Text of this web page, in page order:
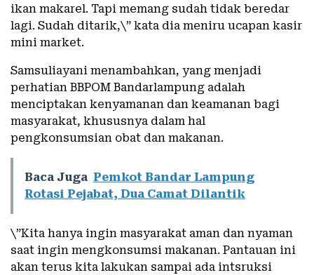
ikan makarel. Tapi memang sudah tidak beredar
lagi. Sudah ditarik,\” kata dia meniru ucapan kasir
mini market.
Samsuliayani menambahkan, yang menjadi
perhatian BBPOM Bandarlampung adalah
menciptakan kenyamanan dan keamanan bagi
masyarakat, khususnya dalam hal
pengkonsumsian obat dan makanan.
Baca Juga Pemkot Bandar Lampung
Rotasi Pejabat, Dua Camat Dilantik
\”Kita hanya ingin masyarakat aman dan nyaman
saat ingin mengkonsumsi makanan. Pantauan ini
akan terus kita lakukan sampai ada intsruksi